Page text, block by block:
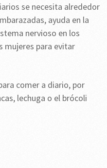
se necesita alrededor
ayuda en la
nervioso en los
mujeres para evitar
comer a diario, por
lechuga o el brócoli